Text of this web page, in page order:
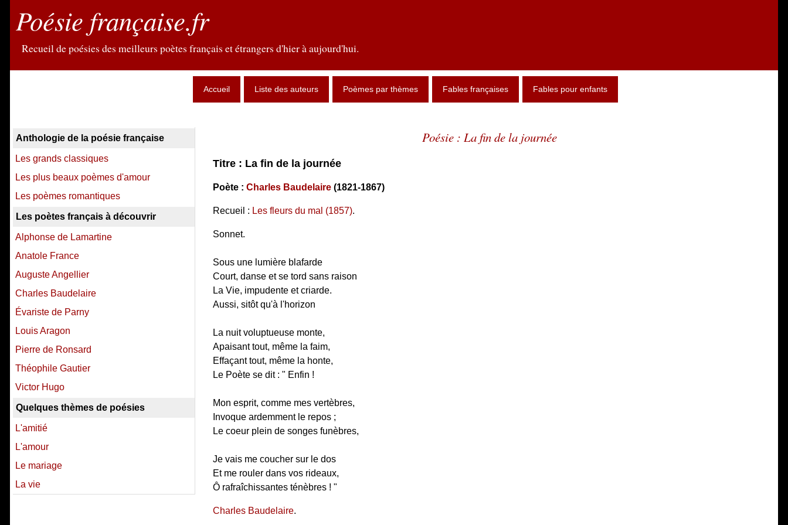
Poésie française.fr
Recueil de poésies des meilleurs poètes français et étrangers d'hier à aujourd'hui.
Accueil Liste des auteurs Poèmes par thèmes Fables françaises Fables pour enfants
Poésie : La fin de la journée
Titre : La fin de la journée
Poète : Charles Baudelaire (1821-1867)
Recueil : Les fleurs du mal (1857).
Sonnet.
Sous une lumière blafarde
Court, danse et se tord sans raison
La Vie, impudente et criarde.
Aussi, sitôt qu'à l'horizon
La nuit voluptueuse monte,
Apaisant tout, même la faim,
Effaçant tout, même la honte,
Le Poète se dit : " Enfin !
Mon esprit, comme mes vertèbres,
Invoque ardemment le repos ;
Le coeur plein de songes funèbres,
Je vais me coucher sur le dos
Et me rouler dans vos rideaux,
Ô rafraîchissantes ténèbres ! "
Charles Baudelaire.
Anthologie de la poésie française
Les grands classiques
Les plus beaux poèmes d'amour
Les poèmes romantiques
Les poètes français à découvrir
Alphonse de Lamartine
Anatole France
Auguste Angellier
Charles Baudelaire
Évariste de Parny
Louis Aragon
Pierre de Ronsard
Théophile Gautier
Victor Hugo
Quelques thèmes de poésies
L'amitié
L'amour
Le mariage
La vie